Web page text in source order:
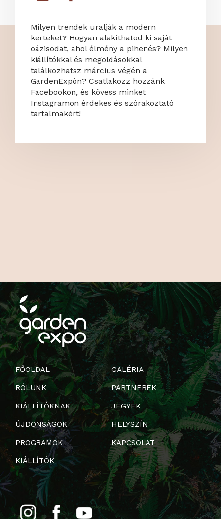
Milyen trendek uralják a modern
kerteket? Hogyan alakíthatod ki saját
oázisodat, ahol élmény a pihenés? Milyen
kiállítókkal és megoldásokkal
találkozhatsz március végén a
GardenExpón? Csatlakozz hozzánk
Facebookon, és kövess minket
Instagramon érdekes és szórakoztató
tartalmakért!
FŐOLDAL
RÓLUNK
KIÁLLÍTÓKNAK
ÚJDONSÁGOK
PROGRAMOK
KIÁLLÍTÓK
GALÉRIA
PARTNEREK
JEGYEK
HELYSZÍN
KAPCSOLAT